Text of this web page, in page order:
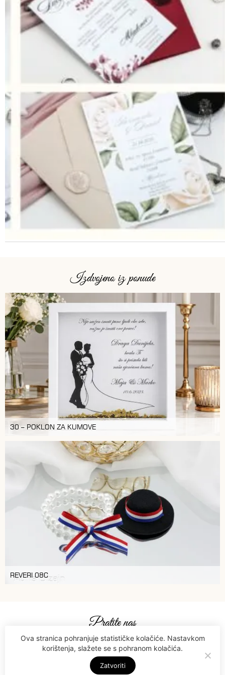
Izdvojeno iz ponude
30 – POKLON ZA KUMOVE
REVERI 08C
Pratite nas
© 2026 Aurisdizajn.hr
Ova stranica pohranjuje statističke kolačiće. Nastavkom
korištenja, slažete se s pohranom kolačića.
Zatvoriti